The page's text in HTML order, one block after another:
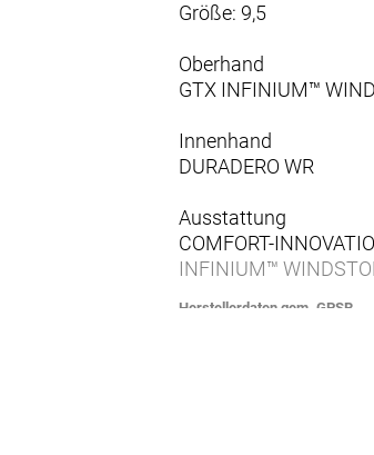
Größe: 9,5
Oberhand
GTX INFINIUM™
Innenhand
DURADERO WR
Ausstattung
COMFORT-
INFINIUM™
Herstellerdaten gem. GPSR